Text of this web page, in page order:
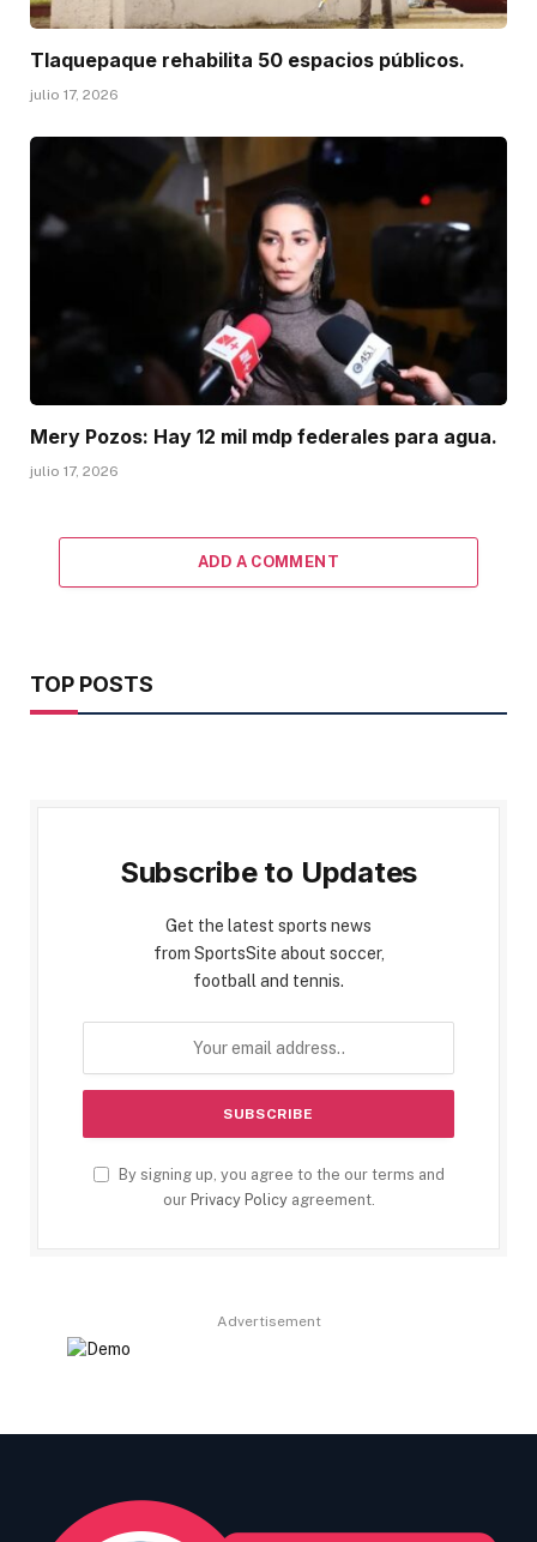
Tlaquepaque rehabilita 50 espacios públicos.
julio 17, 2026
Mery Pozos: Hay 12 mil mdp federales para agua.
julio 17, 2026
ADD A COMMENT
TOP POSTS
Subscribe to Updates
Get the latest sports news
from SportsSite about soccer,
football and tennis.
By signing up, you agree to the our terms and
our Privacy Policyagreement.
Advertisement